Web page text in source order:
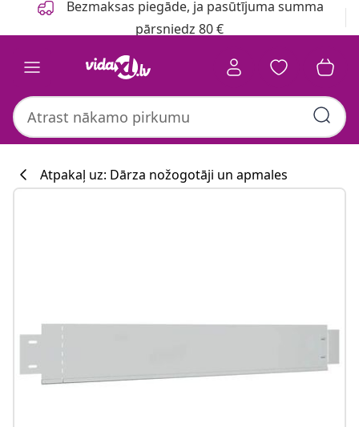
Bezmaksas piegāde, ja pasūtījuma summa
pārsniedz 80 €
Atpakaļ uz: Dārza nožogotāji un apmales